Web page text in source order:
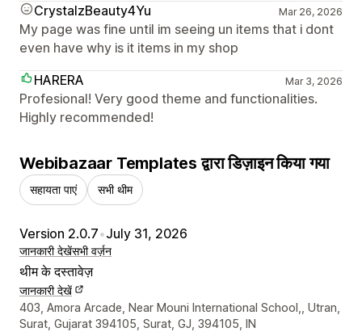
CrystalzBeauty4Yu
Mar 26, 2026
My page was fine until im seeing un items that i dont
even have why is it items in my shop
HARERA
Mar 3, 2026
Profesional! Very good theme and functionalities.
Highly recommended!
Webibazaar Templates द्वारा डिज़ाइन किया गया
सहायता पाएं सभी थीम
Version 2.0.7•July 31, 2026
जानकारी देखेंसभी वर्ज़न
थीम के दस्तावेज़
जानकारी देखें
डिज़ाइनर के संपर्क की जानकारी
403, Amora Arcade, Near Mouni International School,, Utran,
Surat, Gujarat 394105, Surat, GJ, 394105, IN